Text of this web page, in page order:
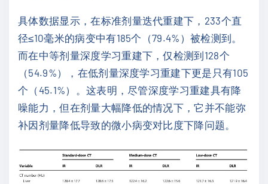
具体数据显示，在标准剂量迭代重建下，233个直
径≤10毫米的病变中有185个（79.4%）被检测到。
而在中等剂量深度学习重建下，仅检测到128个
（54.9%），在低剂量深度学习重建下更是只有105
个（45.1%）。这表明，尽管深度学习重建具有降
噪能力，但在剂量大幅降低的情况下，它并不能弥
补因剂量降低导致的微小病变对比度下降问题。